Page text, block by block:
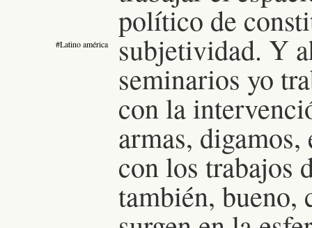
político de
subjetividad.
#Latino américa Y
seminarios yo
con la
armas,
con los trabajos
también, bueno,